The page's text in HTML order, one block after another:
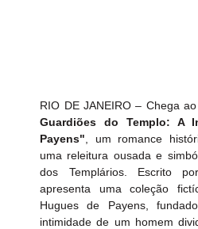
RIO DE JANEIRO – Chega
Guardiões do Templo: A
Payens" , um romance
uma releitura ousada e
dos Templários. Escrito
apresenta uma coleção
Hugues de Payens,
intimidade de um homem